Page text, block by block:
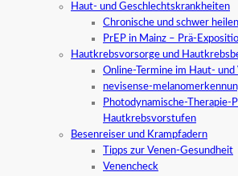
Haut- und Geschlechtskrankheiten
Chronische und schwer
PrEP in Mainz – Prä-
Hautkrebsvorsorge und
Online-Termine im Haut-
nevisense-
Photodynamische-Therapie-
Hautkrebsvorstufen
Besenreiser und Krampfadern
Tipps zur Venen-Gesundheit
Venencheck